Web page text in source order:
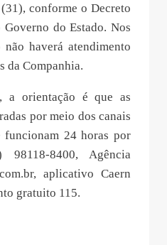
conforme o Decreto
Governo do Estado. Nos
haverá atendimento
da Companhia.
a orientação é que as
por meio dos canais
funcionam 24 horas por
8400, Agência
aplicativo Caern
gratuito 115.